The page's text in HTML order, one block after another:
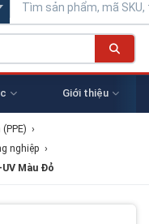
Giới thiệu
›
nghiệp ›
Màu Đỏ